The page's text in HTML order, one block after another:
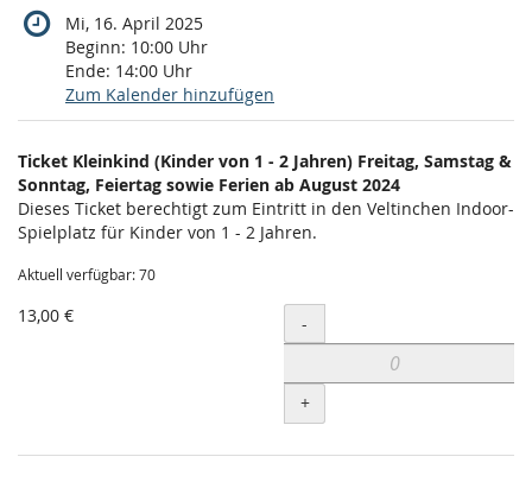
Mi, 16. April 2025
Beginn: 10:00 Uhr
Ende: 14:00 Uhr
Zum Kalender hinzufügen
Produkte
Unkategorisierte
Produkte
Ticket Kleinkind (Kinder von 1 - 2 Jahren) Freitag, Samstag &
Sonntag, Feiertag sowie Ferien ab August 2024
Dieses Ticket berechtigt zum Eintritt in den Veltinchen Indoor-
Spielplatz für Kinder von 1 - 2 Jahren.
Aktuell verfügbar: 70
13,00 € Menge
-
+